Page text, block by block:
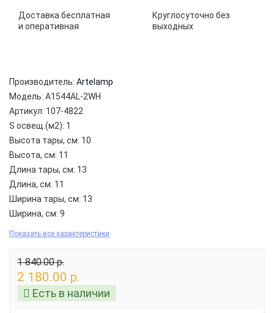
Доставка бесплатная
и оперативная
Круглосуточно без
выходных
Производитель: Artelamp
Модель: A1544AL-2WH
Артикул: 107-4822
S освещ.(м2): 1
Высота тары, см: 10
Высота, см: 11
Длина тары, см: 13
Длина, см: 11
Ширина тары, см: 13
Ширина, см: 9
Показать все характеристики
1 840.00 р.
2 180.00 р.
Есть в наличии